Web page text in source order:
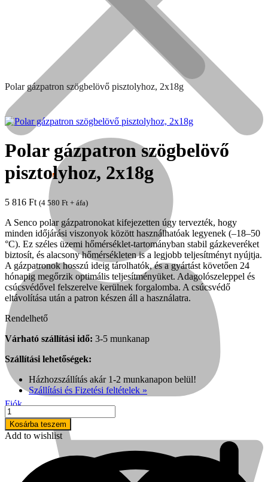
Népszerű!
Fiók
Polar gázpatron szögbelövő pisztolyhoz, 2x18g
Polar gázpatron szögbelövő
pisztolyhoz, 2x18g
5 816 Ft (4 580 Ft + áfa)
A Senco polar gázpatronokat kifejezetten úgy tervezték, hogy
minden időjárási viszonyok között használhatóak legyenek (–18–50
°C). Ez széles üzemi hőmérséklet-tartományban stabil gázkeveréket
biztosít, és alacsony hőmérsékleten is a legjobb teljesítményt nyújtja.
A gázpatronok hosszú ideig tárolhatók, és a gyártást követően 24
hónapig megőrzik optimális teljesítményüket. Adagolószeleppel és
csúcsvédővel felszerelve kerülnek forgalomba. A csúcsvédő
eltávolítása után a patron készen áll a használatra.
Rendelhető
Várható szállítási idő: 3-5 munkanap
Szállítási lehetőségek:
Házhozszállítás akár 1-2 munkanapon belül!
Szállítási és Fizetési feltételek »
Polar
gázpatron
szögbelövő
pisztolyhoz,
mennyiség
Kosárba teszem
Add to wishlist